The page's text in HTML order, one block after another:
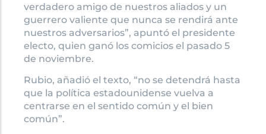
verdadero amigo de nuestros aliados y un
guerrero valiente que nunca se rendirá ante
nuestros adversarios”, apuntó el presidente
electo, quien ganó los comicios el pasado 5
de noviembre.
Rubio, añadió el texto, “no se detendrá hasta
que la política estadounidense vuelva a
centrarse en el sentido común y el bien
común”.